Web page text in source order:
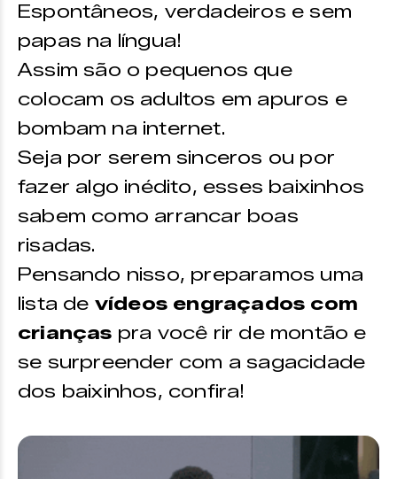
Espontâneos, verdadeiros e sem
papas na língua!
Assim são o pequenos que
colocam os adultos em apuros e
bombam na internet.
Seja por serem sinceros ou por
fazer algo inédito, esses baixinhos
sabem como arrancar boas
risadas.
Pensando nisso, preparamos uma
lista de vídeos engraçados com
crianças pra você rir de montão e
se surpreender com a sagacidade
dos baixinhos, confira!